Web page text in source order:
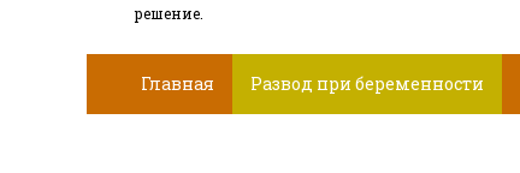
решение.
Главная Развод при беременности